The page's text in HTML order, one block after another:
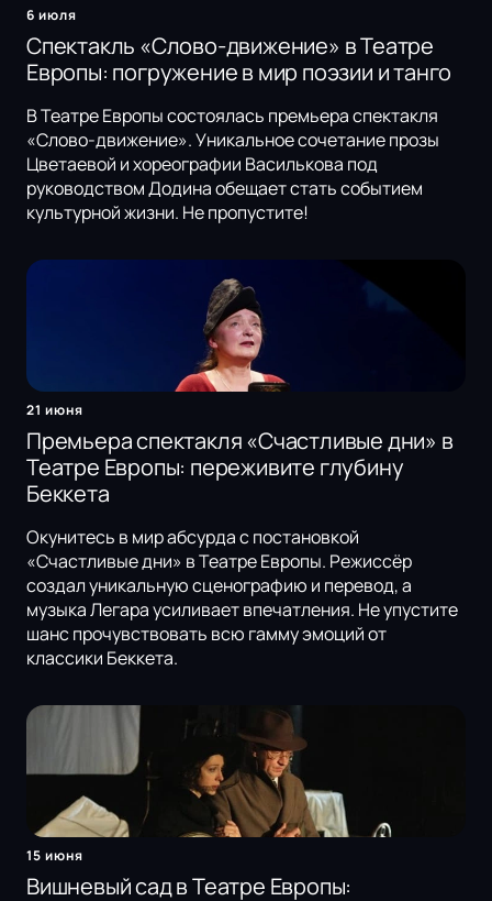
6 июля
Спектакль «Слово-движение» в Театре
Европы: погружение в мир поэзии и танго
В Театре Европы состоялась премьера спектакля
«Слово-движение». Уникальное сочетание прозы
Цветаевой и хореографии Василькова под
руководством Додина обещает стать событием
культурной жизни. Не пропустите!
21 июня
Премьера спектакля «Счастливые дни» в
Театре Европы: переживите глубину
Беккета
Окунитесь в мир абсурда с постановкой
«Счастливые дни» в Театре Европы. Режиссёр
создал уникальную сценографию и перевод, а
музыка Легара усиливает впечатления. Не упустите
шанс прочувствовать всю гамму эмоций от
классики Беккета.
15 июня
Вишневый сад в Театре Европы: